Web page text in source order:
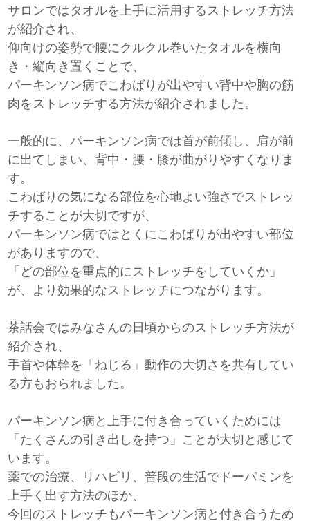
サロンではタオルを上手に活用するストレッチ方法
が紹介され、
仰向けの姿勢で腰にクルクル巻いたタオルを横向
き・縦向き置くことで、
パーキンソン病でこわばりが出やすい背中や胸の筋
肉をストレッチする方法が紹介されました。
一般的に、パーキンソン病では首が前傾し、肩が前
に出てしまい、背中・腰・膝が曲がりやすくなりま
す。
こわばりの気になる部位を心地よい強さでストレッ
チすることが大切ですが、
パーキンソン病ではとくにこわばりが出やすい部位
がありますので、
「どの部位を重点的にストレッチをしていくか」
が、より効果的なストレッチにつながります。
茶話会ではみなさんの日頃からのストレッチ方法が
紹介され、
手首や体幹を「ねじる」動作の大切さを共有してい
る方もおられました。
パーキンソン病と上手に付き合っていくためには
「たくさんの引き出しを持つ」ことが大切と感じて
います。
薬での治療、リハビリ、普段の生活でドーパミンを
上手く出す方法のほか、
今回のストレッチもパーキンソン病と付き合うため